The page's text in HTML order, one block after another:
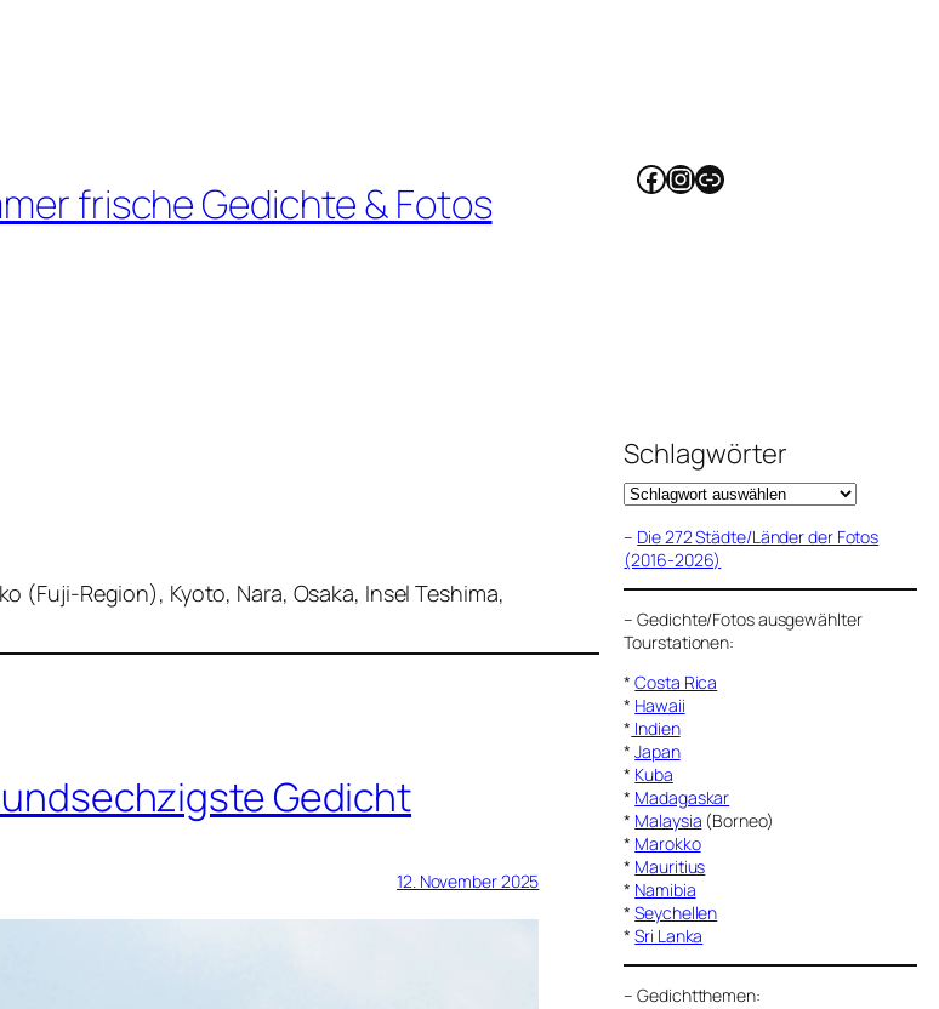
frische Gedichte & Fotos Facebook
Instagram
Link
(Fuji-Region), Kyoto, Nara, Osaka, Insel Teshima,
Gedicht
12. November 2025
Schlagwörter
– Die 272 Städte/Länder der Fotos
(2016-2026)
–Gedichte/Fotos ausgewählter
Tourstationen:
*Costa Rica
* Hawaii
* Indien
*Japan
* Kuba
* Madagaskar
* Malaysia (Borneo)
* Marokko
* Mauritius
* Namibia
*Seychellen
*Sri Lanka
–Gedichtthemen: